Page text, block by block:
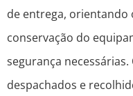
de entrega, orientando
conservação do
segurança
despachados e